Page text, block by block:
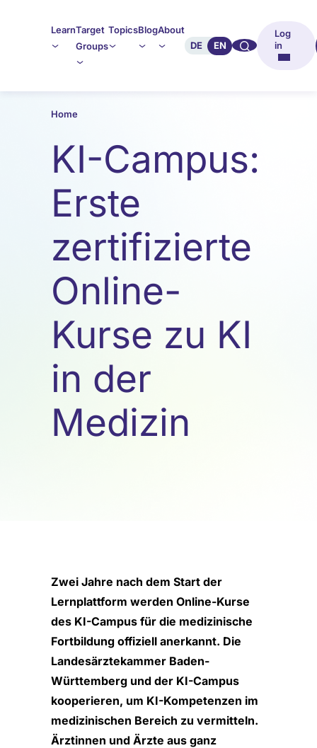
LearnTarget
Groups
TopicsBlogAbout
DE
EN 🔍︎︎
Log
in
Home
KI-Campus:
Erste
zertifizierte
Online-
Kurse zu KI
in der
Medizin
Zwei Jahre nach dem Start der
Lernplattform werden Online-Kurse
des KI-Campus für die medizinische
Fortbildung offiziell anerkannt. Die
Landesärztekammer Baden-
Württemberg und der KI-Campus
kooperieren, um KI-Kompetenzen im
medizinischen Bereich zu vermitteln.
Ärztinnen und Ärzte aus ganz